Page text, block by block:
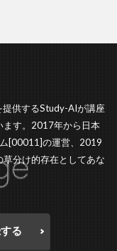
供するStudy-AIが講座
ます。2017年から日本
[00011]の運営、2019
分け的存在としてあな
る